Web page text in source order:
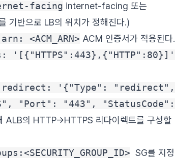
facing internet-facing 또는
기반으로 LB의 위치가 정해진다.)
<ACM_ARN> ACM 인증서가 적용된다.
redirect: '{"Type": "redirect",
"Port": "443", "StatusCode":
의 HTTP->HTTPS 리다이렉트를 구성할
SG를 지정